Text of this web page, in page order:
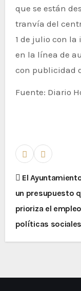
que se están
tranvía del
1 de julio con
en la línea de
con publicidad
Fuente: Diario
El
un presupuesto
prioriza el
políticas sociales